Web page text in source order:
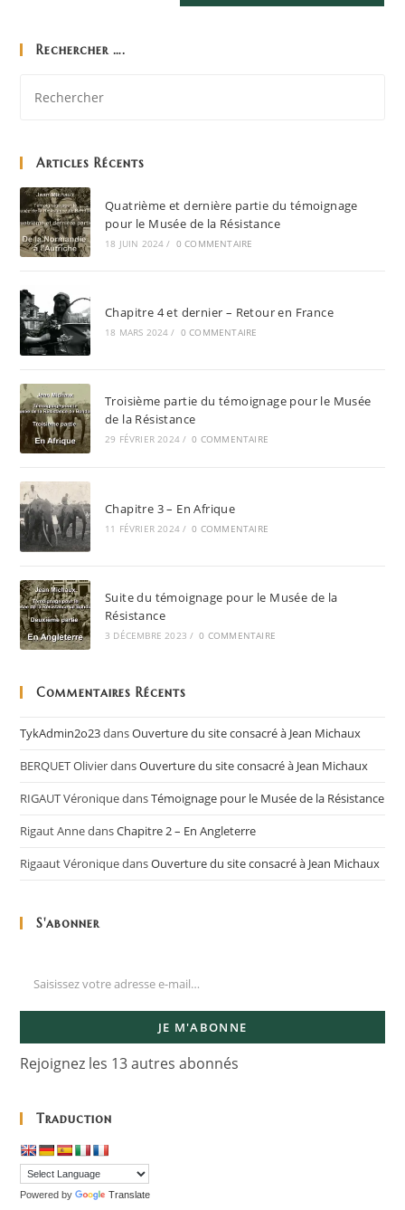
Rechercher ….
Articles Récents
Quatrième et dernière partie du témoignage
pour le Musée de la Résistance
18 JUIN 2024 / 0 COMMENTAIRE
Chapitre 4 et dernier – Retour en France
18 MARS 2024 / 0 COMMENTAIRE
Troisième partie du témoignage pour le Musée
de la Résistance
29 FÉVRIER 2024 / 0 COMMENTAIRE
Chapitre 3 – En Afrique
11 FÉVRIER 2024 / 0 COMMENTAIRE
Suite du témoignage pour le Musée de la
Résistance
3 DÉCEMBRE 2023 / 0 COMMENTAIRE
Commentaires Récents
TykAdmin2o23dansOuverture du site consacré à Jean Michaux
BERQUET OlivierdansOuverture du site consacré à Jean Michaux
RIGAUT VéroniquedansTémoignage pour le Musée de la Résistance
Rigaut AnnedansChapitre 2 – En Angleterre
Rigaaut VéroniquedansOuverture du site consacré à Jean Michaux
S'abonner
JE M'ABONNE
Rejoignez les 13 autres abonnés
Traduction
Powered by Translate